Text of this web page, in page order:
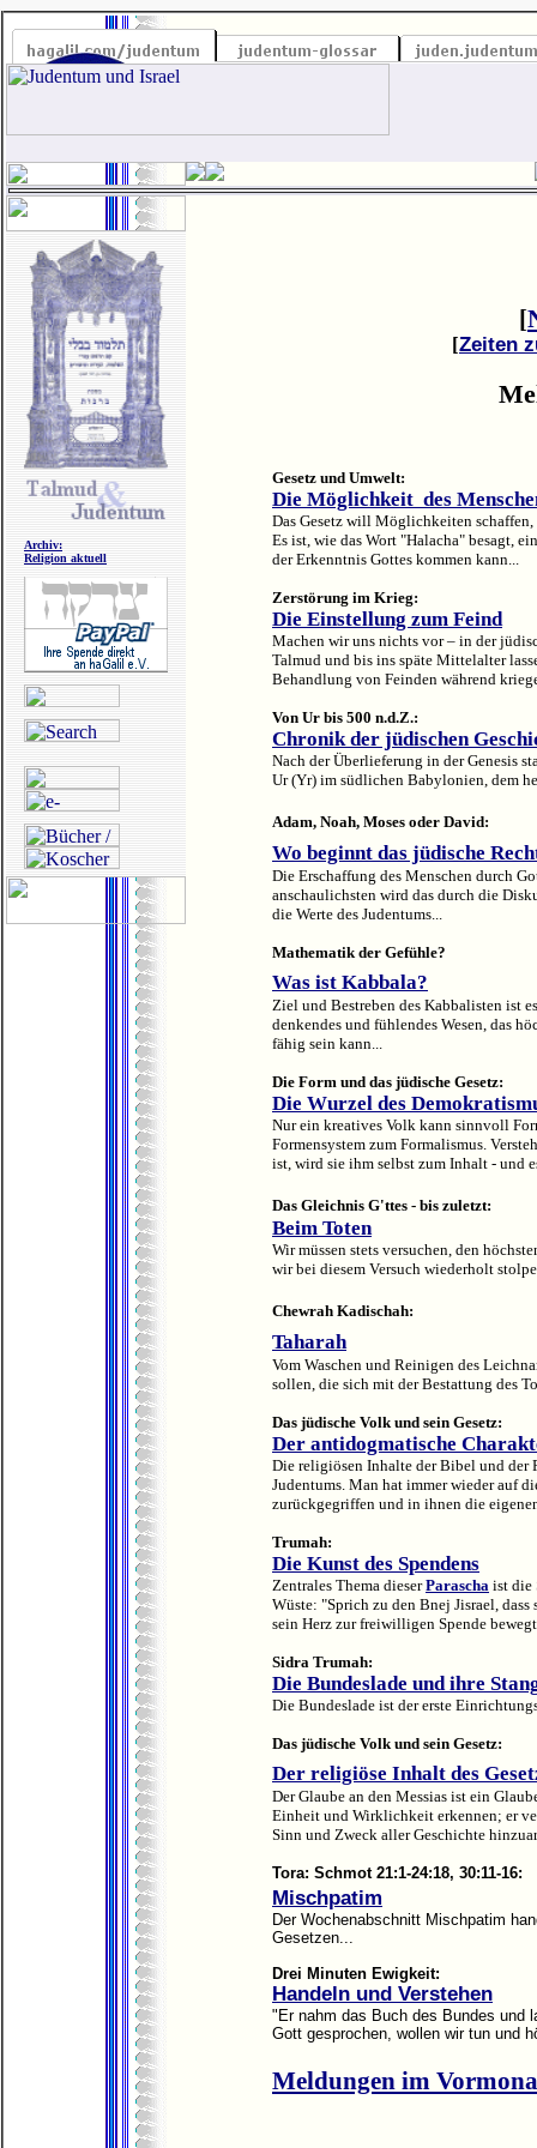
Archiv:
Religion aktuell
[
[Zeiten
Gesetz und Umwelt:
Die Möglichkeit des
Das Gesetz will Möglichkeiten
Es ist, wie das Wort "Halacha" besagt,
der Erkenntnis Gottes kommen kann...
Zerstörung im Krieg:
Die Einstellung zum Feind
Machen wir uns nichts vor – in der
Talmud und bis ins späte Mittelalter
Behandlung von Feinden während
Von Ur bis 500 n.d.Z.:
Chronik der jüdischen
Nach der Überlieferung in der Genesis
Ur (Yr) im südlichen Babylonien, dem
Adam, Noah, Moses oder David:
Wo beginnt das jüdische
Die Erschaffung des Menschen durch
anschaulichsten wird das durch die
die Werte des Judentums...
Mathematik der Gefühle?
Was ist Kabbala?
Ziel und Bestreben des Kabbalisten ist
denkendes und fühlendes Wesen, das
fähig sein kann...
Die Form und das jüdische Gesetz:
Die Wurzel des
Nur ein kreatives Volk kann sinnvoll
Formensystem zum Formalismus.
ist, wird sie ihm selbst zum Inhalt - und
Das Gleichnis G'ttes - bis zuletzt:
Beim Toten
Wir müssen stets versuchen, den
wir bei diesem Versuch wiederholt
Chewrah Kadischah:
Taharah
Vom Waschen und Reinigen des
sollen, die sich mit der Bestattung des
Das jüdische Volk und sein Gesetz:
Der antidogmatische
Die religiösen Inhalte der Bibel und der
Judentums. Man hat immer wieder auf
zurückgegriffen und in ihnen die
Trumah:
Die Kunst des Spendens
Zentrales Thema dieserParascha ist die
Wüste: "Sprich zu den Bnej Jisrael,
sein Herz zur freiwilligen Spende
Sidra Trumah:
Die Bundeslade und ihre
Die Bundeslade ist der erste
Das jüdische Volk und sein Gesetz:
Der religiöse Inhalt des
Der Glaube an den Messias ist ein
Einheit und Wirklichkeit erkennen; er
Sinn und Zweck aller Geschichte
Tora: Schmot 21:1-24:18, 30:11-16:
Mischpatim
Der Wochenabschnitt Mischpatim
Gesetzen...
Drei Minuten Ewigkeit:
Handeln und Verstehen
"Er nahm das Buch des Bundes und
Gott gesprochen, wollen wir tun und
Meldungen im